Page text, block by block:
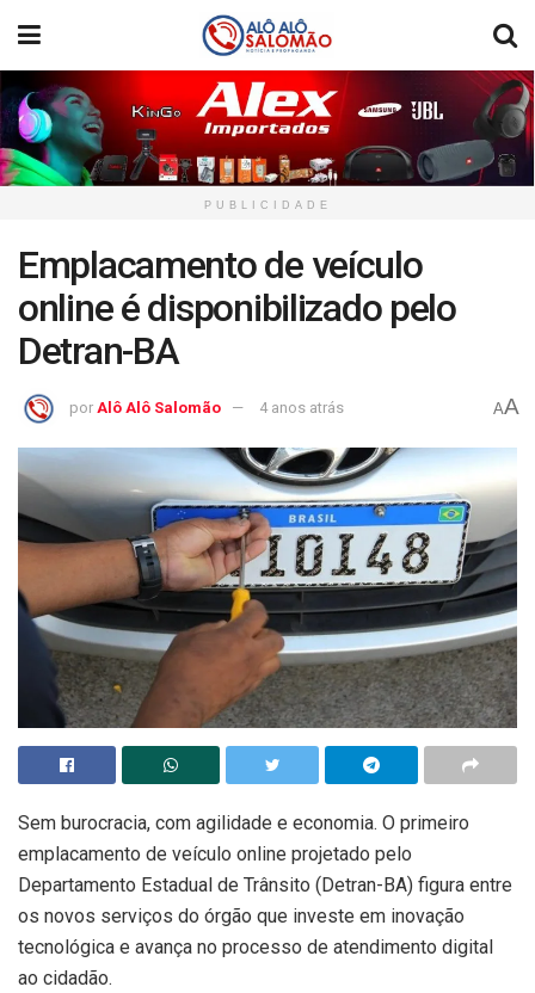
PUBLICIDADE
Emplacamento de veículo
online é disponibilizado pelo
Detran-BA
por Alô Alô Salomão 4 anos atrás AA
Sem burocracia, com agilidade e economia. O primeiro
emplacamento de veículo online projetado pelo
Departamento Estadual de Trânsito (Detran-BA) figura entre
os novos serviços do órgão que investe em inovação
tecnológica e avança no processo de atendimento digital
ao cidadão.